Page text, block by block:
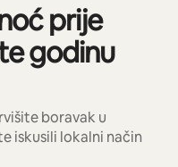
prije
godinu
boravak u
iskusili lokalni način